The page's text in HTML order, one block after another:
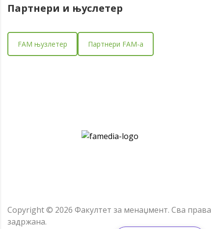
Партнери и њуслетер
FAM њузлетер Партнери FAM-a
Copyright © 2026 Факултет за менаџмент. Сва права
задржана.